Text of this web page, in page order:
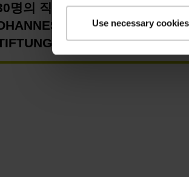
Use necessary
명의 직원을 거느린 DR.
HEIDENHAIN-
GmbH